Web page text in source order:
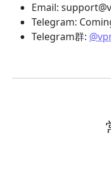
Email:
Telegram:
Telegram群: